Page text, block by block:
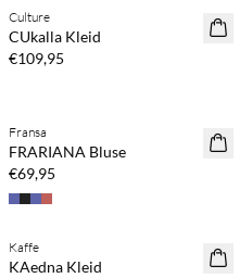
NEUHEITEN
Culture
CUkalla Kleid
€109,95
NEUHEITEN
Fransa
FRARIANA Bluse
€69,95
NEUHEITEN
Kaufe mind. 2 & spare 20 %
Kaffe
KAedna Kleid